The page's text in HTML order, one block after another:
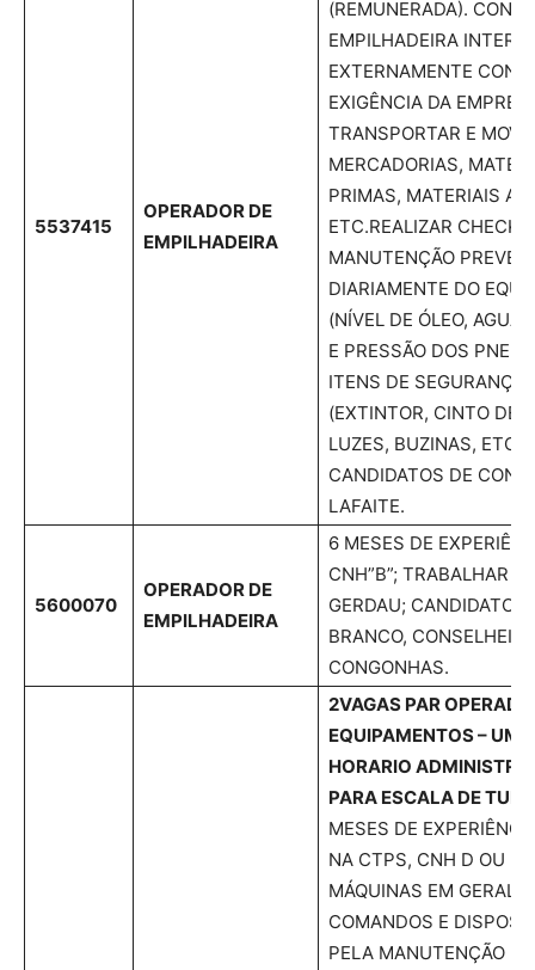
5537415
OPERADOR DE
EMPILHADEIRA
(REMUNERADA).
EMPILHADEIRA
EXTERNAMENTE
EXIGÊNCIA DA
TRANSPORTAR E
MERCADORIAS,
PRIMAS, MATERIAIS
ETC.REALIZAR CHECK
MANUTENÇÃO
DIARIAMENTE DO
(NÍVEL DE ÓLEO,
E PRESSÃO DOS
ITENS DE SEGURANÇA
(EXTINTOR, CINTO DE
LUZES, BUZINAS, ETC).
CANDIDATOS DE
LAFAITE.
5600070
OPERADOR DE
EMPILHADEIRA
6 MESES DE
CNH”B”; TRABALHAR
GERDAU; CANDIDATOS
BRANCO,
CONGONHAS.
2VAGAS PAR
EQUIPAMENTOS –
HORARIO
PARA ESCALA DE
MESES DE
NA CTPS, CNH D OU E;
MÁQUINAS EM GERAL,
COMANDOS E
PELA MANUTENÇÃO